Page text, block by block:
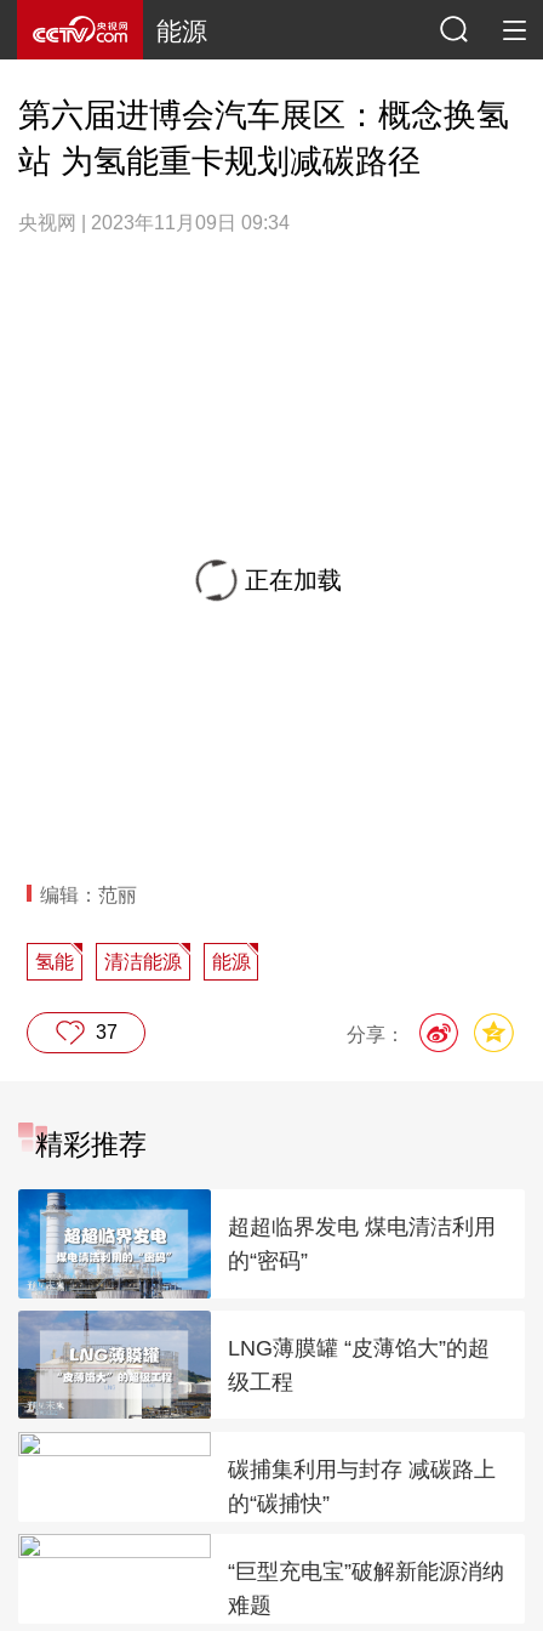
能源
第六届进博会汽车展区：概念换氢
站 为氢能重卡规划减碳路径
央视网 | 2023年11月09日 09:34
正在加载
编辑：范丽
氢能 清洁能源 能源
分享：
37
精彩推荐
超超临界发电 煤电清洁利用
的“密码”
LNG薄膜罐 “皮薄馅大”的超
级工程
碳捕集利用与封存 减碳路上
的“碳捕快”
“巨型充电宝”破解新能源消纳
难题